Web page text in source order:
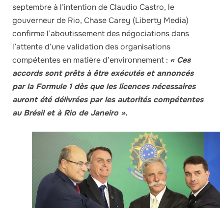
septembre à l’intention de Claudio Castro, le
gouverneur de Rio, Chase Carey (Liberty Media)
confirme l’aboutissement des négociations dans
l’attente d’une validation des organisations
compétentes en matière d’environnement : « Ces
accords sont prêts à être exécutés et annoncés
par la Formule 1 dès que les licences nécessaires
auront été délivrées par les autorités compétentes
au Brésil et à Rio de Janeiro ».